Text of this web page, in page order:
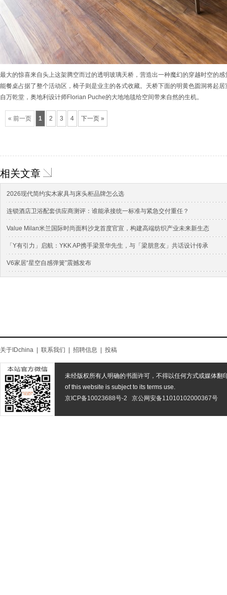
最大的惊喜来自头上这架腾空而过的透明玻璃天桥，营造出一种魔幻的穿越时空的
能餐桌占据了整个活动区，椅子则是业主的各式收藏。天桥下面的明黄色圆洞将起
自万乾堂，奥地利设计师Florian Puche的大地地毯给空间带来自然的生机。
« 前一页 1 2 3 4 下一页 »
相关文章
2026现代简约实木家具与床头柜品牌怎么选
连锁酒店卫浴配套供应商测评：谁能承接统一标准与紧急交付重任？
Value Milan米兰国际时尚面料沙龙首度官宣，构建高端纺织产业未来新生态
「Y有引力」启航：YKK AP携手梁景华先生，与「梁朋意友」共话设计传承
V6家居“星空自感弹簧”震撼发布
关于IDchina 联系我们 招聘信息 投稿
未经版权所有人明确的书面许可，不得以任何方式或媒体翻
of this website is subject to its terms use.
京ICP备10023688号-2
京公网安备11010102000367号